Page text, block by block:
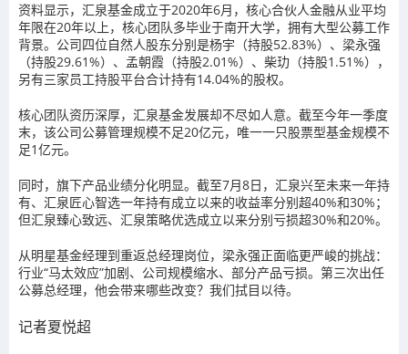
资料显示，汇泉基金成立于2020年6月，核心合伙人金融从业平均
年限在20年以上，核心团队多毕业于南开大学，拥有大型公募工作
背景。公司四位自然人股东分别是杨宇（持股52.83%）、梁永强
（持股29.61%）、孟朝霞（持股2.01%）、柴玏（持股1.51%），
另有三家员工持股平台合计持有14.04%的股权。
核心团队资历深厚，汇泉基金发展却不尽如人意。截至今年一季度
末，该公司公募管理规模不足20亿元，唯一一只股票型基金规模不
足1亿元。
同时，旗下产品业绩分化明显。截至7月8日，汇泉兴至未来一年持
有、汇泉匠心智选一年持有成立以来的收益率分别超40%和30%；
但汇泉臻心致远、汇泉策略优选成立以来分别亏损超30%和20%。
从明星基金经理到重返总经理岗位，梁永强正面临更严峻的挑战：
行业“马太效应”加剧、公司规模缩水、部分产品亏损。第三次出任
公募总经理，他会带来哪些改变？我们拭目以待。
记者夏悦超